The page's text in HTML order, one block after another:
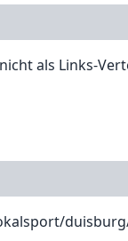
als Links-